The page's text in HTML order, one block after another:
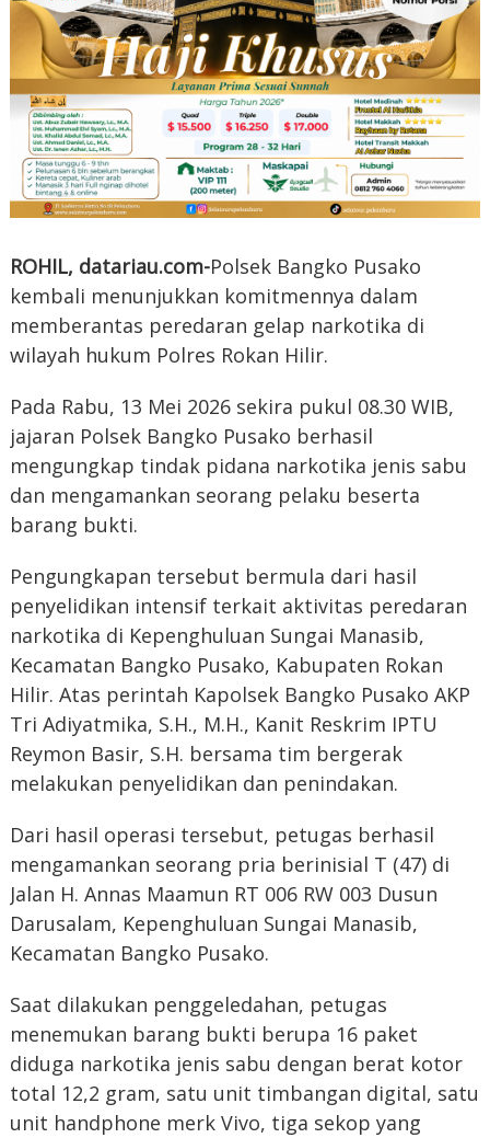
ROHIL, datariau.com-Polsek Bangko Pusako
kembali menunjukkan komitmennya dalam
memberantas peredaran gelap narkotika di
wilayah hukum Polres Rokan Hilir.
Pada Rabu, 13 Mei 2026 sekira pukul 08.30 WIB,
jajaran Polsek Bangko Pusako berhasil
mengungkap tindak pidana narkotika jenis sabu
dan mengamankan seorang pelaku beserta
barang bukti.
Pengungkapan tersebut bermula dari hasil
penyelidikan intensif terkait aktivitas peredaran
narkotika di Kepenghuluan Sungai Manasib,
Kecamatan Bangko Pusako, Kabupaten Rokan
Hilir. Atas perintah Kapolsek Bangko Pusako AKP
Tri Adiyatmika, S.H., M.H., Kanit Reskrim IPTU
Reymon Basir, S.H. bersama tim bergerak
melakukan penyelidikan dan penindakan.
Dari hasil operasi tersebut, petugas berhasil
mengamankan seorang pria berinisial T (47) di
Jalan H. Annas Maamun RT 006 RW 003 Dusun
Darusalam, Kepenghuluan Sungai Manasib,
Kecamatan Bangko Pusako.
Saat dilakukan penggeledahan, petugas
menemukan barang bukti berupa 16 paket
diduga narkotika jenis sabu dengan berat kotor
total 12,2 gram, satu unit timbangan digital, satu
unit handphone merk Vivo, tiga sekop yang